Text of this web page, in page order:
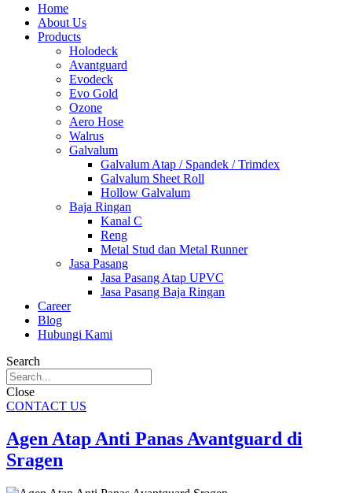
Home
About Us
Products
Holodeck
Avantguard
Evodeck
Evo Gold
Ozone
Aero Hose
Walrus
Galvalum
Galvalum Atap / Spandek / Trimdex
Galvalum Sheet Roll
Hollow Galvalum
Baja Ringan
Kanal C
Reng
Metal Stud dan Metal Runner
Jasa Pasang
Jasa Pasang Atap UPVC
Jasa Pasang Baja Ringan
Career
Blog
Hubungi Kami
Search
Close
CONTACT US
Agen Atap Anti Panas Avantguard di
Sragen